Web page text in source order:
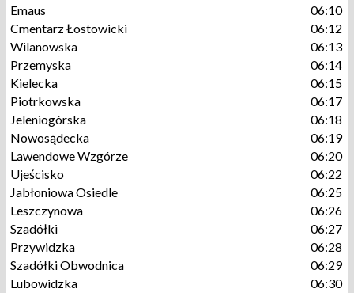
Emaus
06:10
Cmentarz Łostowicki
06:12
Wilanowska
06:13
Przemyska
06:14
Kielecka
06:15
Piotrkowska
06:17
Jeleniogórska
06:18
Nowosądecka
06:19
Lawendowe Wzgórze
06:20
Ujeścisko
06:22
Jabłoniowa Osiedle
06:25
Leszczynowa
06:26
Szadółki
06:27
Przywidzka
06:28
Szadółki Obwodnica
06:29
Lubowidzka
06:30